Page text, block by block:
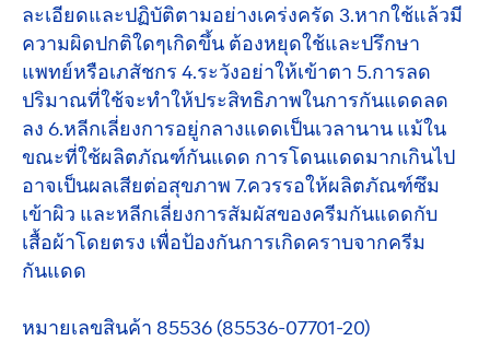
ละเอียดและปฏิบัติตามอย่างเคร่งครัด 3.หากใช้แล้วมี
ความผิดปกติใดๆเกิดขึ้น ต้องหยุดใช้และปรึกษา
แพทย์หรือเภสัชกร 4.ระวังอย่าให้เข้าตา 5.การลด
ปริมาณที่ใช้จะทำให้ประสิทธิภาพในการกันแดดลด
ลง 6.หลีกเลี่ยงการอยู่กลางแดดเป็นเวลานาน แม้ใน
ขณะที่ใช้ผลิตภัณฑ์กันแดด การโดนแดดมากเกินไป
อาจเป็นผลเสียต่อสุขภาพ 7.ควรรอให้ผลิตภัณฑ์ซึม
เข้าผิว และหลีกเลี่ยงการสัมผัสของครีมกันแดดกับ
เสื้อผ้าโดยตรง เพื่อป้องกันการเกิดคราบจากครีม
กันแดด
หมายเลขสินค้า 85536 (85536-07701-20)